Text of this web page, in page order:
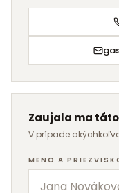
Zaujala ma
V prípade
MENO A